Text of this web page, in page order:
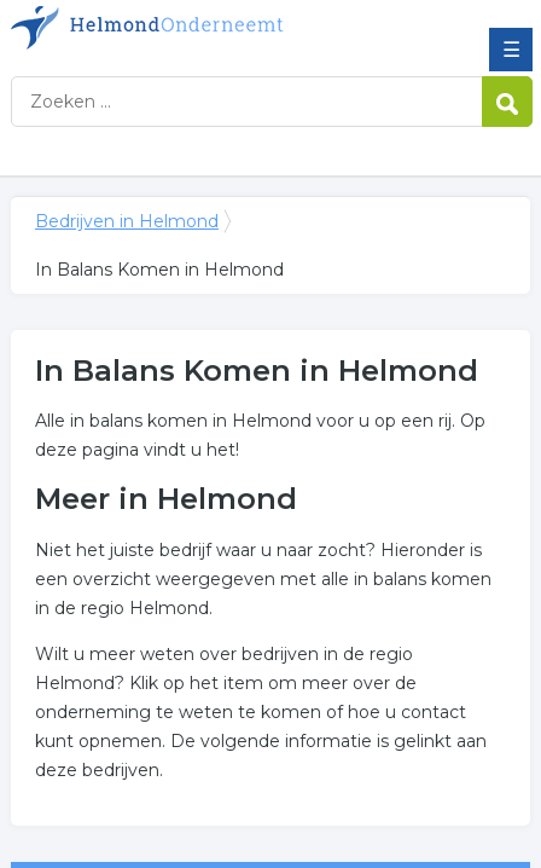
☰
Bedrijven in Helmond
In Balans Komen in Helmond
In Balans Komen in Helmond
Alle in balans komen in Helmond voor u op een rij. Op
deze pagina vindt u het!
Meer in Helmond
Niet het juiste bedrijf waar u naar zocht? Hieronder is
een overzicht weergegeven met alle in balans komen
in de regio Helmond.
Wilt u meer weten over bedrijven in de regio
Helmond? Klik op het item om meer over de
onderneming te weten te komen of hoe u contact
kunt opnemen. De volgende informatie is gelinkt aan
deze bedrijven.